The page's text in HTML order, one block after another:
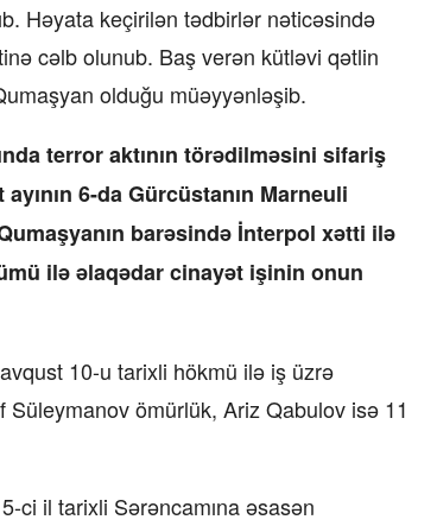
Həyata keçirilən tədbirlər nəticəsində
cəlb olunub. Baş verən kütləvi qətlin
olduğu müəyyənləşib.
terror aktının törədilməsini sifariş
6-da Gürcüstanın Marneuli
barəsində İnterpol xətti ilə
ilə əlaqədar cinayət işinin onun
10-u tarixli hökmü ilə iş üzrə
ömürlük, Ariz Qabulov isə 11
ci il tarixli Sərəncamına əsasən